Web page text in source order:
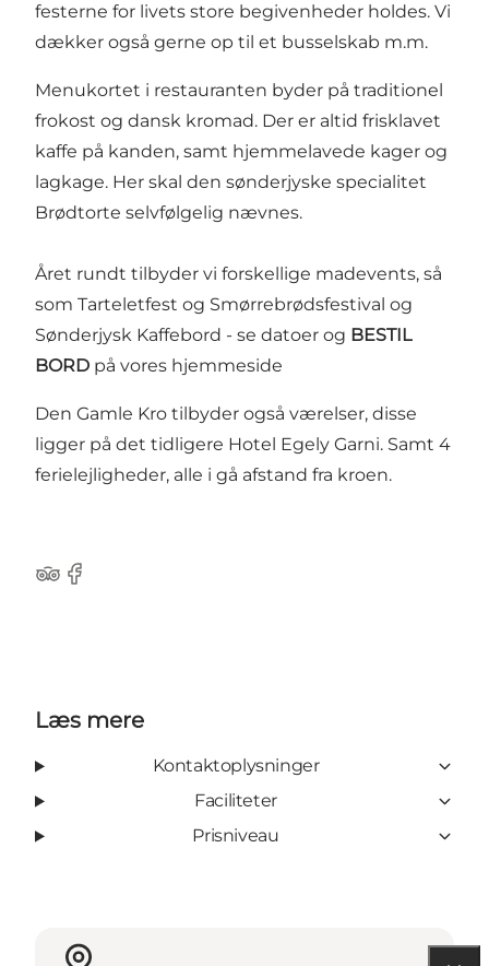
festerne for livets store begivenheder holdes. Vi
dækker også gerne op til et busselskab m.m.
Menukortet i restauranten byder på traditionel
frokost og dansk kromad. Der er altid frisklavet
kaffe på kanden, samt hjemmelavede kager og
lagkage. Her skal den sønderjyske specialitet
Brødtorte selvfølgelig nævnes.
Året rundt tilbyder vi forskellige madevents, så
som Tarteletfest og Smørrebrødsfestival og
Sønderjysk Kaffebord - se datoer og BESTIL
BORD på vores hjemmeside
Den Gamle Kro tilbyder også værelser, disse
ligger på det tidligere Hotel Egely Garni. Samt 4
ferielejligheder, alle i gå afstand fra kroen.
Tripadvisor
Facebook
Læs mere
Kontaktoplysninger
Faciliteter
Prisniveau